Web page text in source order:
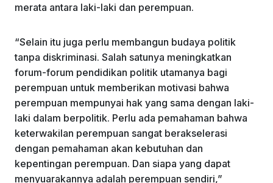
merata antara laki-laki dan perempuan.
“Selain itu juga perlu membangun budaya politik
tanpa diskriminasi. Salah satunya meningkatkan
forum-forum pendidikan politik utamanya bagi
perempuan untuk memberikan motivasi bahwa
perempuan mempunyai hak yang sama dengan laki-
laki dalam berpolitik. Perlu ada pemahaman bahwa
keterwakilan perempuan sangat berakselerasi
dengan pemahaman akan kebutuhan dan
kepentingan perempuan. Dan siapa yang dapat
menyuarakannya adalah perempuan sendiri,”